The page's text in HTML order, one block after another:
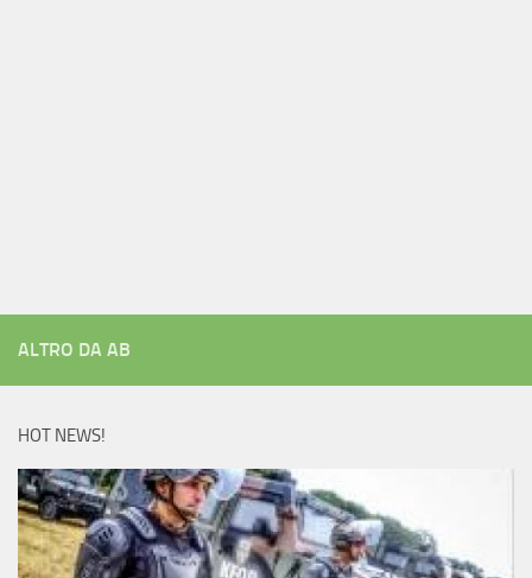
ALTRO DA AB
HOT NEWS!